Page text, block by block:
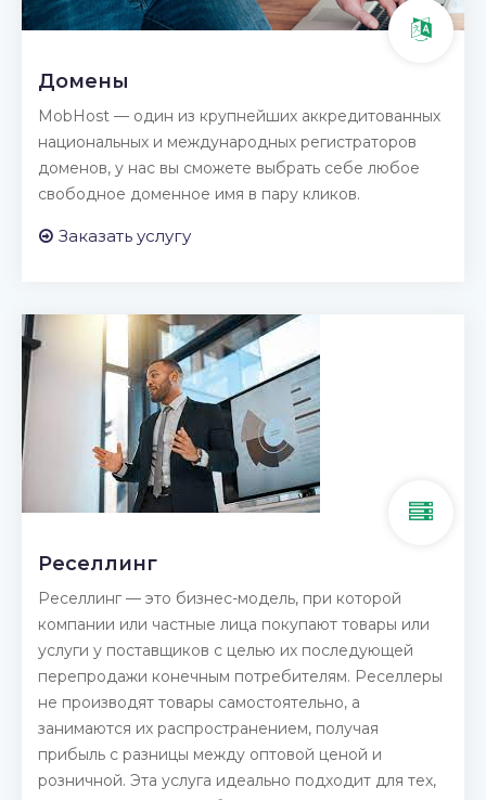
Домены
MobHost — один из крупнейших аккредитованных
национальных и международных регистраторов
доменов, у нас вы сможете выбрать себе любое
свободное доменное имя в пару кликов.
Заказать услугу
Реселлинг
Реселлинг — это бизнес-модель, при которой
компании или частные лица покупают товары или
услуги у поставщиков с целью их последующей
перепродажи конечным потребителям. Реселлеры
не производят товары самостоятельно, а
занимаются их распространением, получая
прибыль с разницы между оптовой ценой и
розничной. Эта услуга идеально подходит для тех,